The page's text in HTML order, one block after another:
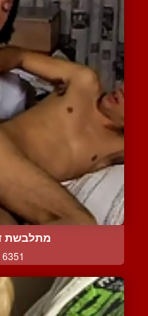
מתלבשת
6351 צפיות